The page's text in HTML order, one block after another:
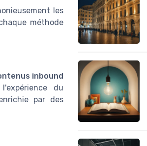
les
méthode
inbound
du
par des